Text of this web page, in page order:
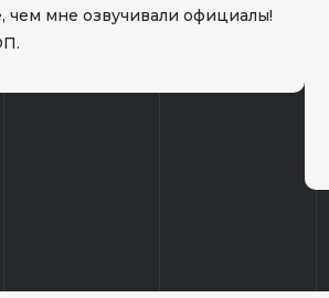
чем мне озвучивали официалы!